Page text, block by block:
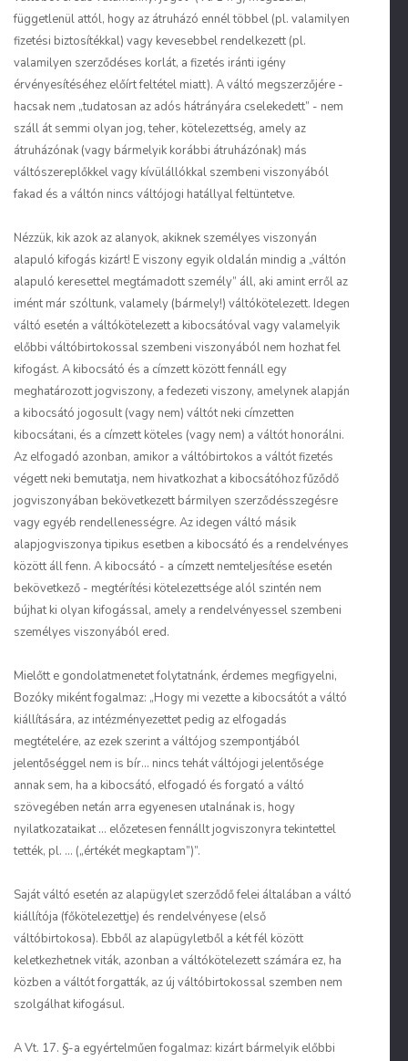
függetlenül attól, hogy az átruházó ennél többel (pl. valamilyen
fizetési biztosítékkal) vagy kevesebbel rendelkezett (pl.
valamilyen szerződéses korlát, a fizetés iránti igény
érvényesítéséhez előírt feltétel miatt). A váltó megszerzőjére -
hacsak nem „tudatosan az adós hátrányára cselekedett” - nem
száll át semmi olyan jog, teher, kötelezettség, amely az
átruházónak (vagy bármelyik korábbi átruházónak) más
váltószereplőkkel vagy kívülállókkal szembeni viszonyából
fakad és a váltón nincs váltójogi hatállyal feltüntetve.
Nézzük, kik azok az alanyok, akiknek személyes viszonyán
alapuló kifogás kizárt! E viszony egyik oldalán mindig a „váltón
alapuló keresettel megtámadott személy” áll, aki amint erről az
imént már szóltunk, valamely (bármely!) váltókötelezett. Idegen
váltó esetén a váltókötelezett a kibocsátóval vagy valamelyik
előbbi váltóbirtokossal szembeni viszonyából nem hozhat fel
kifogást. A kibocsátó és a címzett között fennáll egy
meghatározott jogviszony, a fedezeti viszony, amelynek alapján
a kibocsátó jogosult (vagy nem) váltót neki címzetten
kibocsátani, és a címzett köteles (vagy nem) a váltót honorálni.
Az elfogadó azonban, amikor a váltóbirtokos a váltót fizetés
végett neki bemutatja, nem hivatkozhat a kibocsátóhoz fűződő
jogviszonyában bekövetkezett bármilyen szerződésszegésre
vagy egyéb rendellenességre. Az idegen váltó másik
alapjogviszonya tipikus esetben a kibocsátó és a rendelvényes
között áll fenn. A kibocsátó - a címzett nemteljesítése esetén
bekövetkező - megtérítési kötelezettsége alól szintén nem
bújhat ki olyan kifogással, amely a rendelvényessel szembeni
személyes viszonyából ered.
Mielőtt e gondolatmenetet folytatnánk, érdemes megfigyelni,
Bozóky miként fogalmaz: „Hogy mi vezette a kibocsátót a váltó
kiállítására, az intézményezettet pedig az elfogadás
megtételére, az ezek szerint a váltójog szempontjából
jelentőséggel nem is bír... nincs tehát váltójogi jelentősége
annak sem, ha a kibocsátó, elfogadó és forgató a váltó
szövegében netán arra egyenesen utalnának is, hogy
nyilatkozataikat ... előzetesen fennállt jogviszonyra tekintettel
tették, pl. ... („értékét megkaptam”)”.
Saját váltó esetén az alapügylet szerződő felei általában a váltó
kiállítója (főkötelezettje) és rendelvényese (első
váltóbirtokosa). Ebből az alapügyletből a két fél között
keletkezhetnek viták, azonban a váltókötelezett számára ez, ha
közben a váltót forgatták, az új váltóbirtokossal szemben nem
szolgálhat kifogásul.
A Vt. 17. §-a egyértelműen fogalmaz: kizárt bármelyik előbbi